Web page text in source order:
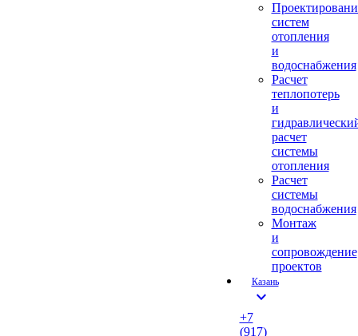
систем
отопления
и
водоснабжения
Расчет
теплопотерь
и
расчет
системы
отопления
Расчет
системы
водоснабжения
Монтаж
и
сопровождение
проектов
Казань
expand_more
+7
(917)